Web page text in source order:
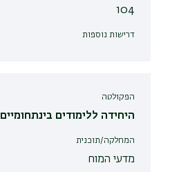
104
דרישות נוספות
הפקולטה
היחידה ללימודים בינתחומיים
המחלקה/תוכנית
מדעי המוח